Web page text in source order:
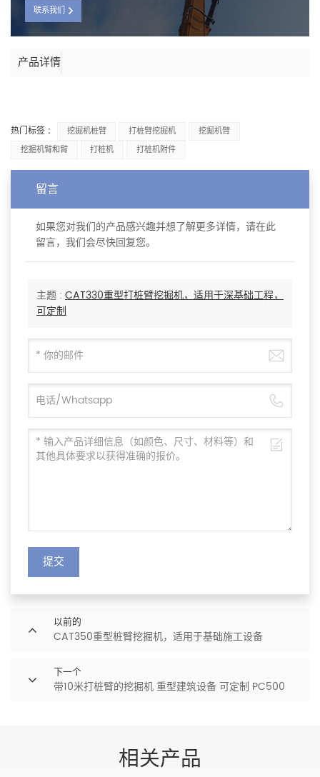
联系我们
产品详情
热门标签 : 挖掘机桩臂 打桩臂挖掘机
挖掘机臂
挖掘机臂和臂
打桩机 打桩机附件
留言
如果您对我们的产品感兴趣并想了解更多详情，请在此
留言，我们会尽快回复您。
主题 : CAT330重型打桩臂挖掘机，适用于深基础工程，
可定制
提交
以前的
CAT350重型桩臂挖掘机，适用于基础施工设备
下一个
带10米打桩臂的挖掘机 重型建筑设备 可定制 PC500
相关产品